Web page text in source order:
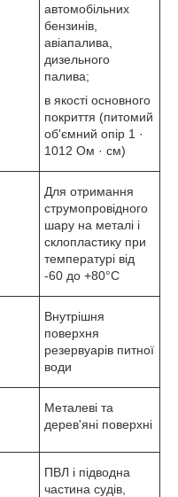
автомобільних
бензинів,
авіапалива,
дизельного
палива;
в якості основного
покриття (питомий
об'ємний опір 1 ·
1012 Ом · см)
Для отримання
струмопровідного
шару на металі і
склопластику при
температурі від
-60 до +80°С
Внутрішня
поверхня
резервуарів питної
води
Металеві та
дерев'яні поверхні
ПВЛ і підводна
частина судів,